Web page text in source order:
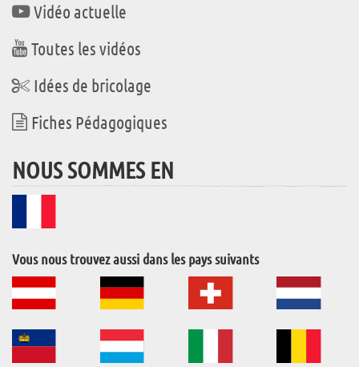
Vidéo actuelle
Toutes les vidéos
Idées de bricolage
Fiches Pédagogiques
NOUS SOMMES EN
Vous nous trouvez aussi dans les pays suivants